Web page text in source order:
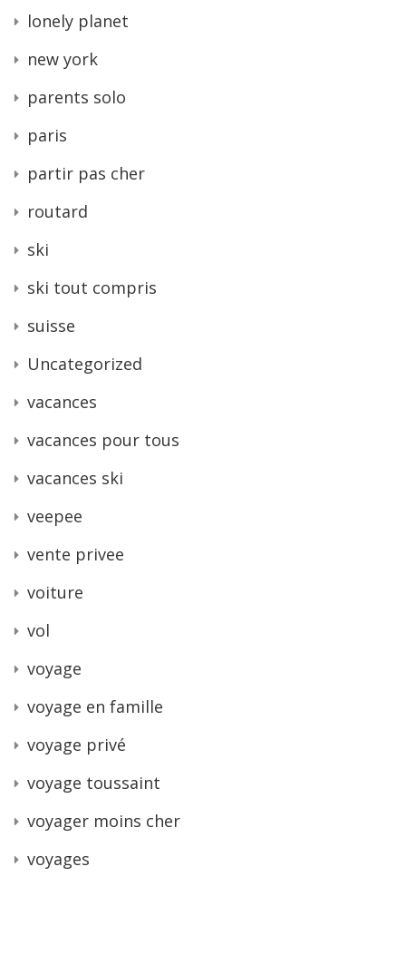
lonely planet
new york
parents solo
paris
partir pas cher
routard
ski
ski tout compris
suisse
Uncategorized
vacances
vacances pour tous
vacances ski
veepee
vente privee
voiture
vol
voyage
voyage en famille
voyage privé
voyage toussaint
voyager moins cher
voyages